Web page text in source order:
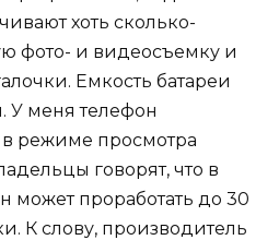
хоть сколько-
фото- и видеосъемку и
Емкость батареи
У меня телефон
в режиме просмотра
говорят, что в
может проработать до 30
К слову, производитель